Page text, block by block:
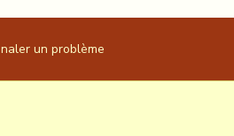
un problème